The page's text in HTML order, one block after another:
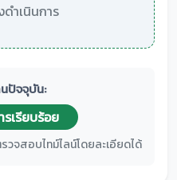
ำเนินการ
ปัจจุบัน:
รเรียบร้อย
วจสอบไทม์ไลน์โดยละเอียดได้